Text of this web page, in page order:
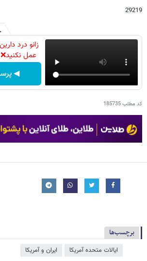
29219
زانو درد
عمل
◀
کد مطلب185735
برچسب‌ها
ایالات متحده آمریکا ایران و آمریکا